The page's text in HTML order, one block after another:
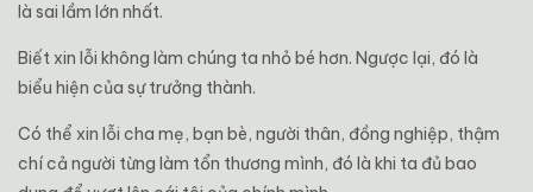
là sai lầm lớn nhất.
Biết xin lỗi không làm chúng ta nhỏ bé hơn. Ngược lại, đó là
biểu hiện của sự trưởng thành.
Có thể xin lỗi cha mẹ, bạn bè, người thân, đồng nghiệp, thậm
chí cả người từng làm tổn thương mình, đó là khi ta đủ bao